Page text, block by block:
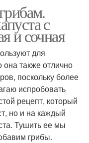
с
и сочная
для
также отлично
поскольку более
испробовать
рецепт, который
но и на каждый
Тушить ее мы
грибы.